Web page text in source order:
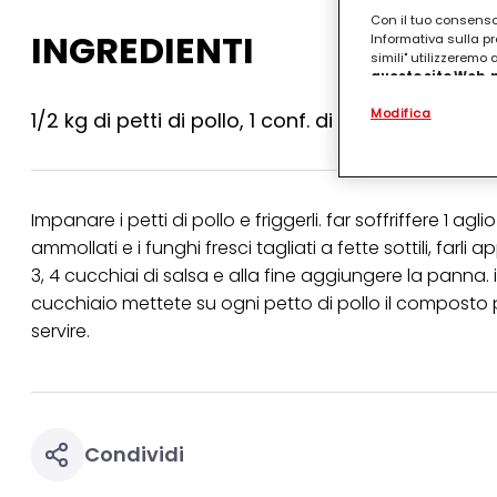
INGREDIENTI
1/2 kg di petti di pollo, 1 conf. di funghi porcini,
Impanare i petti di pollo e friggerli. far soffriffere 1
ammollati e i funghi fresci tagliati a fette sottili, farli
3, 4 cucchiai di salsa e alla fine aggiungere la
cucchiaio mettete su ogni petto di pollo il composto
servire.
Condividi
Con il tuo
Informativa sulla
simili" utilizzeremo
questo sito
.
(rispettivamente
terzi, conservare
misurare e
Puoi trovare
collegata nel piè
qualsiasi momento
collegata nel piè di
per uno o più degli
Modifica